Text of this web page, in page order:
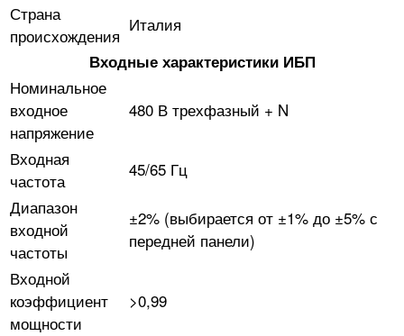
Страна
происхождения
Италия
Входные характеристики ИБП
Номинальное
входное
напряжение
480 В трехфазный + N
Входная
частота
45/65 Гц
Диапазон
входной
частоты
±2% (выбирается от ±1% до ±5% с
передней панели)
Входной
коэффициент
мощности
>0,99